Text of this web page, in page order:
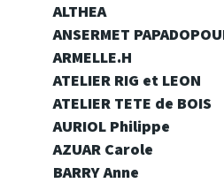
ALTHEA
ANSERMET
ARMELLE.H
ATELIER RIG et LEON
ATELIER TETE de BOIS
AURIOL Philippe
AZUAR Carole
BARRY Anne